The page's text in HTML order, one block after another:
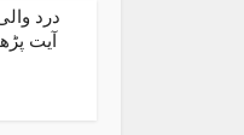
درد
آیت